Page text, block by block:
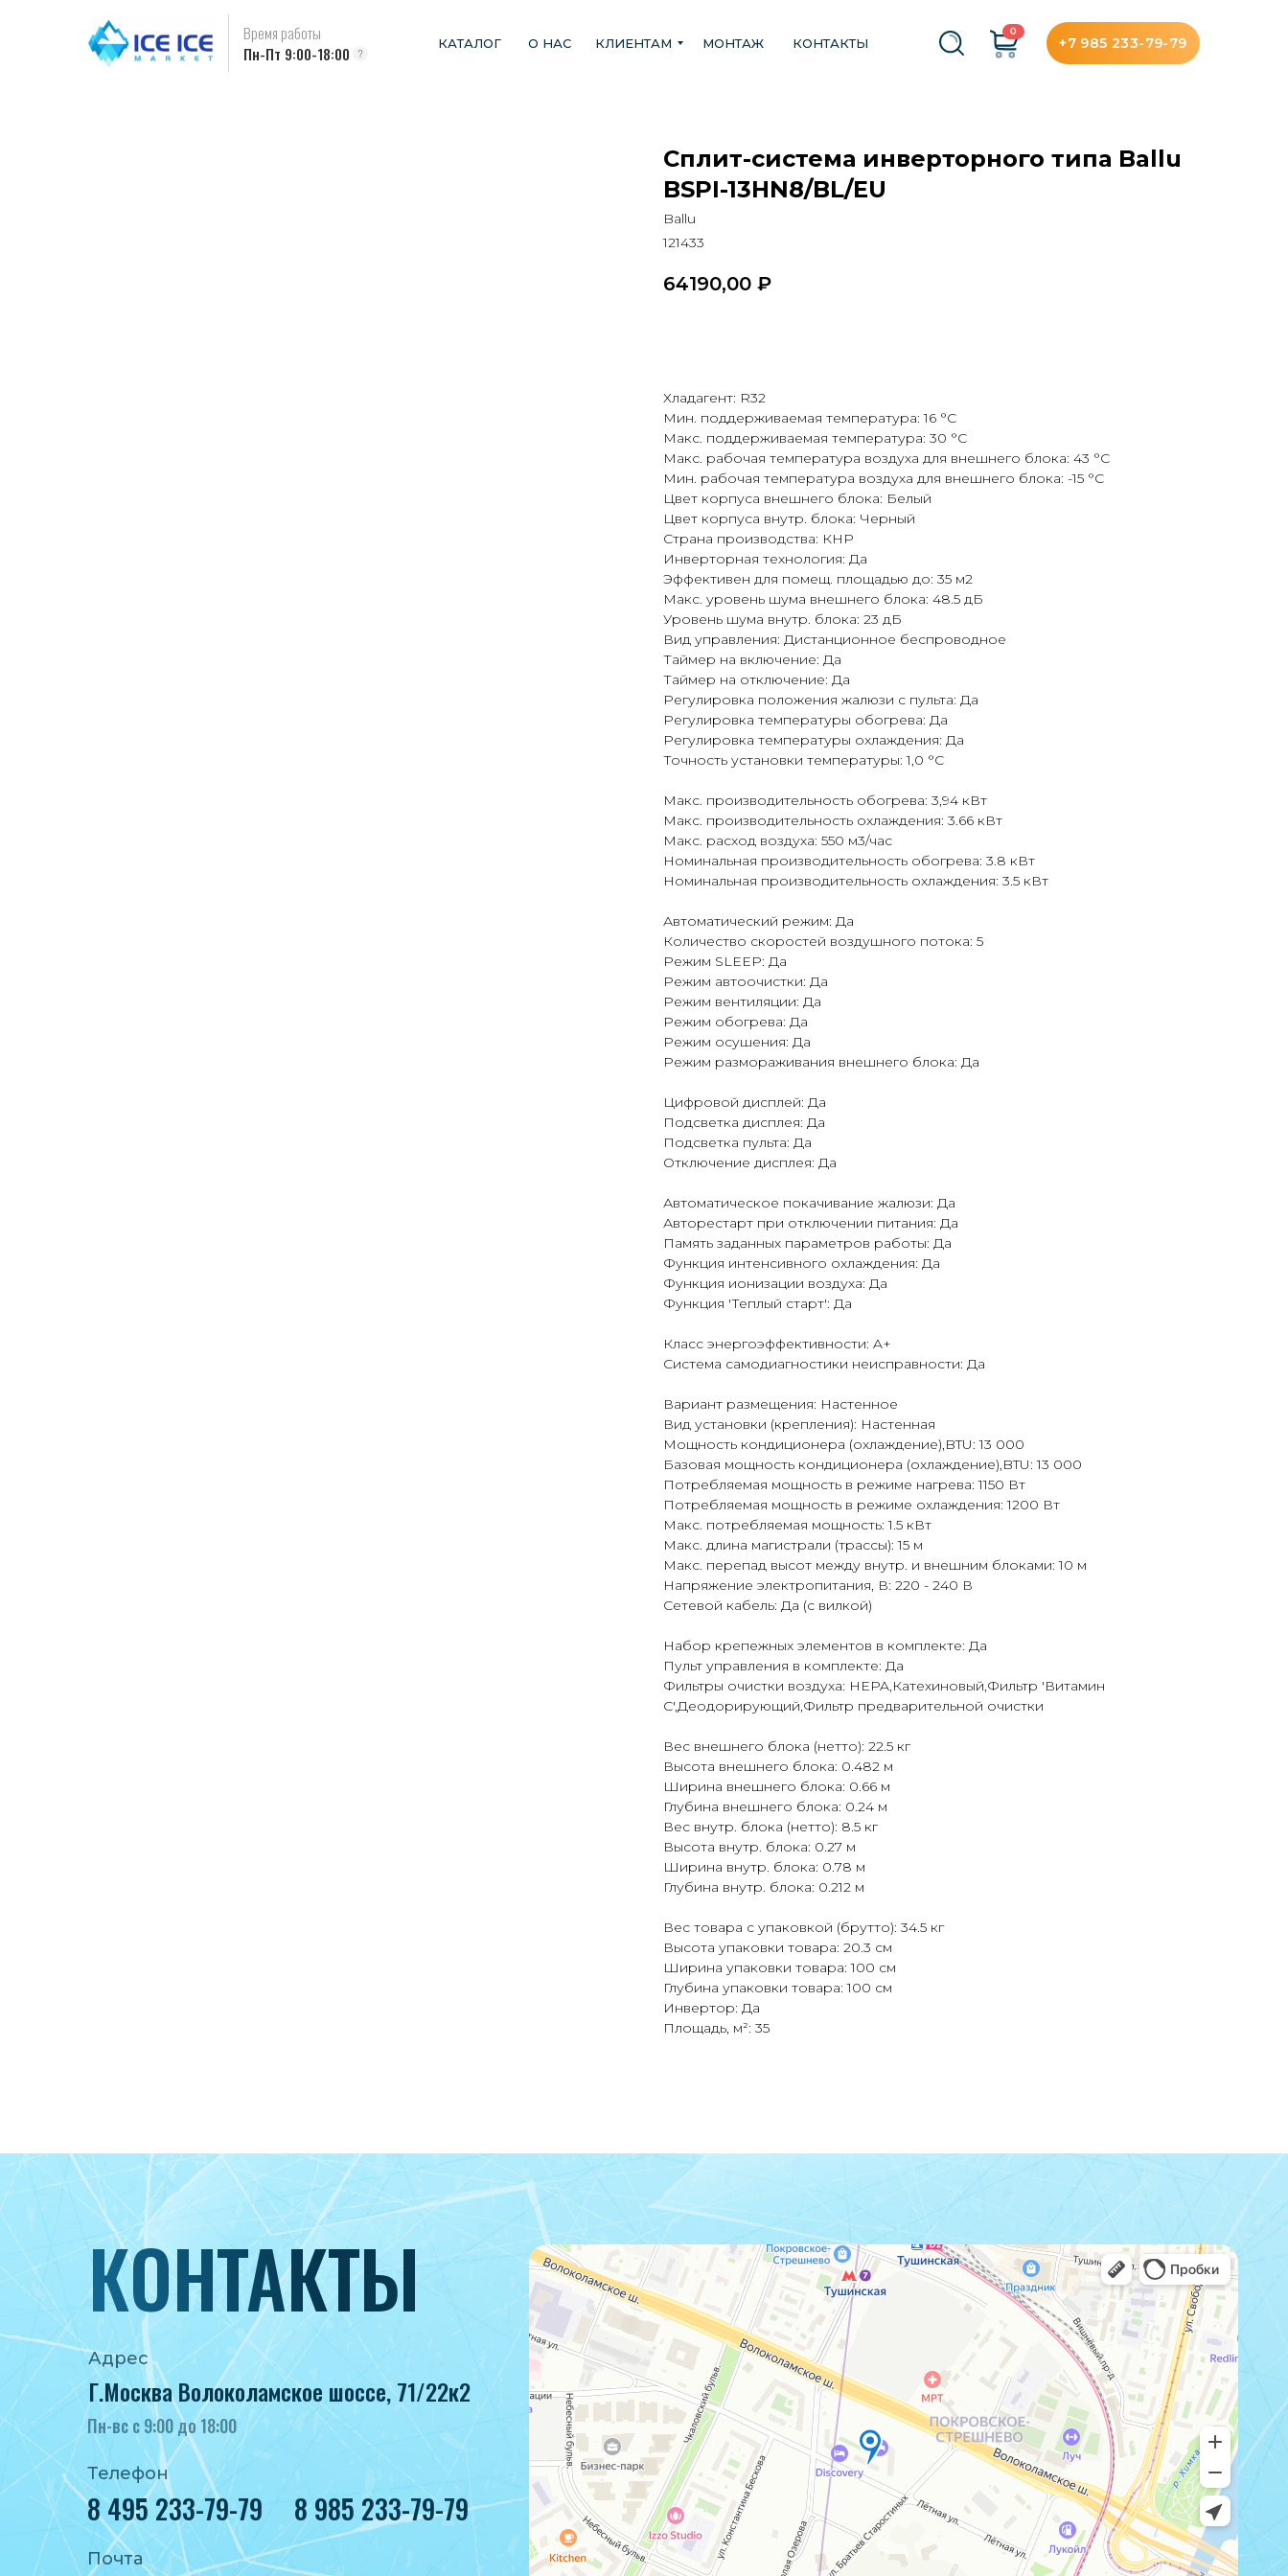
КАТАЛОГ О НАС КЛИЕНТАМ МОНТАЖ КОНТАКТЫ
0
+7 985 233-79-79
Пн-Пт 9:00-18:00
Время работы
Сплит-система инверторного типа Ballu
BSPI-13HN8/BL/EU
Ballu
121433
64190,00 ₽
Хладагент: R32
Мин. поддерживаемая температура: 16 °С
Макс. поддерживаемая температура: 30 °С
Макс. рабочая температура воздуха для внешнего блока: 43 °С
Мин. рабочая температура воздуха для внешнего блока: -15 °С
Цвет корпуса внешнего блока: Белый
Цвет корпуса внутр. блока: Черный
Страна производства: КНР
Инверторная технология: Да
Эффективен для помещ. площадью до: 35 м2
Макс. уровень шума внешнего блока: 48.5 дБ
Уровень шума внутр. блока: 23 дБ
Вид управления: Дистанционное беспроводное
Таймер на включение: Да
Таймер на отключение: Да
Регулировка положения жалюзи с пульта: Да
Регулировка температуры обогрева: Да
Регулировка температуры охлаждения: Да
Точность установки температуры: 1,0 °С
Макс. производительность обогрева: 3,94 кВт
Макс. производительность охлаждения: 3.66 кВт
Макс. расход воздуха: 550 м3/час
Номинальная производительность обогрева: 3.8 кВт
Номинальная производительность охлаждения: 3.5 кВт
Автоматический режим: Да
Количество скоростей воздушного потока: 5
Режим SLEEP: Да
Режим автоочистки: Да
Режим вентиляции: Да
Режим обогрева: Да
Режим осушения: Да
Режим размораживания внешнего блока: Да
Цифровой дисплей: Да
Подсветка дисплея: Да
Подсветка пульта: Да
Отключение дисплея: Да
Автоматическое покачивание жалюзи: Да
Авторестарт при отключении питания: Да
Память заданных параметров работы: Да
Функция интенсивного охлаждения: Да
Функция ионизации воздуха: Да
Функция 'Теплый старт': Да
Класс энергоэффективности: A+
Система самодиагностики неисправности: Да
Вариант размещения: Настенное
Вид установки (крепления): Настенная
Мощность кондиционера (охлаждение),BTU: 13 000
Базовая мощность кондиционера (охлаждение),BTU: 13 000
Потребляемая мощность в режиме нагрева: 1150 Вт
Потребляемая мощность в режиме охлаждения: 1200 Вт
Макс. потребляемая мощность: 1.5 кВт
Макс. длина магистрали (трассы): 15 м
Макс. перепад высот между внутр. и внешним блоками: 10 м
Напряжение электропитания, В: 220 - 240 В
Сетевой кабель: Да (с вилкой)
Набор крепежных элементов в комплекте: Да
Пульт управления в комплекте: Да
Фильтры очистки воздуха: HEPA,Катехиновый,Фильтр 'Витамин
С',Деодорирующий,Фильтр предварительной очистки
Вес внешнего блока (нетто): 22.5 кг
Высота внешнего блока: 0.482 м
Ширина внешнего блока: 0.66 м
Глубина внешнего блока: 0.24 м
Вес внутр. блока (нетто): 8.5 кг
Высота внутр. блока: 0.27 м
Ширина внутр. блока: 0.78 м
Глубина внутр. блока: 0.212 м
Вес товара с упаковкой (брутто): 34.5 кг
Высота упаковки товара: 20.3 см
Ширина упаковки товара: 100 см
Глубина упаковки товара: 100 см
Инвертор: Да
Площадь, м²: 35
Адрес
Г.Москва Волоколамское шоссе, 71/22к2
Пн-вс с 9:00 до 18:00
Телефон
8 495 233-79-79
Почта
8 985 233-79-79
КОНТАКТЫ